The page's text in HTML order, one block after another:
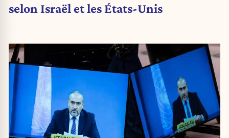
selon Israël et les États-Unis